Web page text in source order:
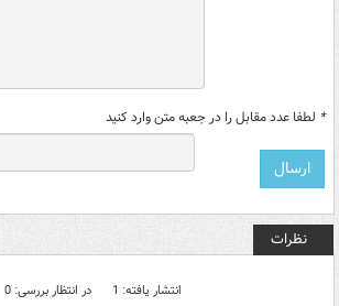
* لطفا عدد مقابل را در جعبه متن وارد کنید
نظرات
انتشار یافته: 1 در انتظار بررسی: 0